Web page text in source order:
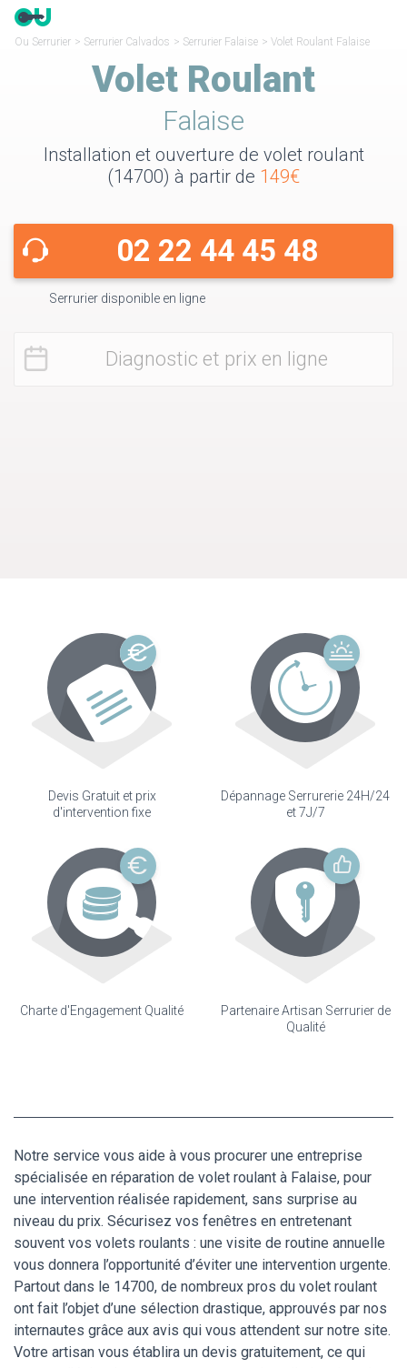
Ou Serrurier > Serrurier Calvados > Serrurier Falaise > Volet Roulant Falaise
Volet Roulant
Falaise
Installation et ouverture de volet roulant
(14700) à partir de 149€
02 22 44 45 48
Serrurier disponible en ligne
Diagnostic et prix en ligne
Devis Gratuit et prix
d'intervention fixe
Dépannage Serrurerie 24H/24
et 7J/7
Charte d'Engagement Qualité
Partenaire Artisan Serrurier de
Qualité
Notre service vous aide à vous procurer une entreprise
spécialisée en réparation de volet roulant à Falaise, pour
une intervention réalisée rapidement, sans surprise au
niveau du prix. Sécurisez vos fenêtres en entretenant
souvent vos volets roulants : une visite de routine annuelle
vous donnera l’opportunité d’éviter une intervention urgente.
Partout dans le 14700, de nombreux pros du volet roulant
ont fait l’objet d’une sélection drastique, approuvés par nos
internautes grâce aux avis qui vous attendent sur notre site.
Votre artisan vous établira un devis gratuitement, ce qui